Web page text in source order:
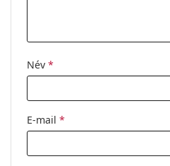
Kód:
Név *
E-mail *